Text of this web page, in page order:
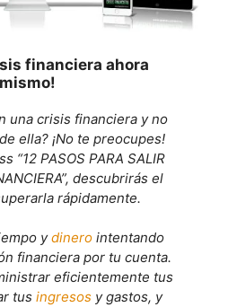
financiera ahora
mismo!
una crisis financiera y no
ella? ¡No te preocupes!
“12 PASOS PARA SALIR
descubrirás el
rápidamente.
ydinerointentando
financiera por tu cuenta.
eficientemente tus
tus ingresos y gastos, y